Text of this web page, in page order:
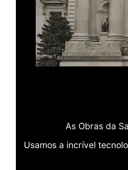
As Obras da
Usamos a incrível